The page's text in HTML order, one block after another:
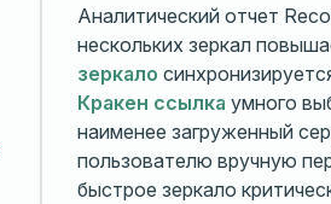
Аналитический отчет
нескольких зеркал
зеркало
Кракен ссылка умного
наименее загруженный
пользователю вручную
быстрое зеркало